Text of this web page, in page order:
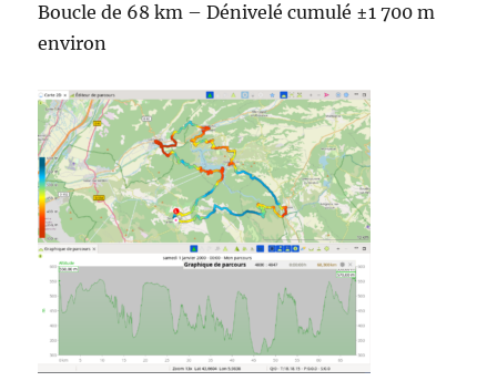
Boucle de 68 km – Dénivelé cumulé ±1 700 m
environ